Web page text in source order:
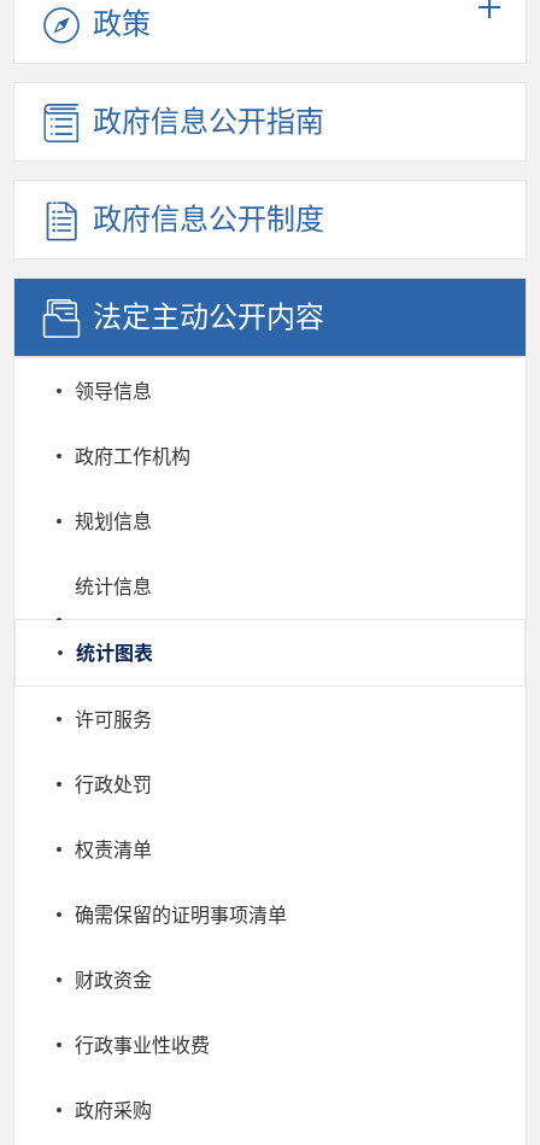
政策
政府信息公开指南
政府信息公开制度
法定主动公开内容
领导信息
政府工作机构
规划信息
统计信息
统计图表
许可服务
行政处罚
权责清单
确需保留的证明事项清单
财政资金
行政事业性收费
政府采购